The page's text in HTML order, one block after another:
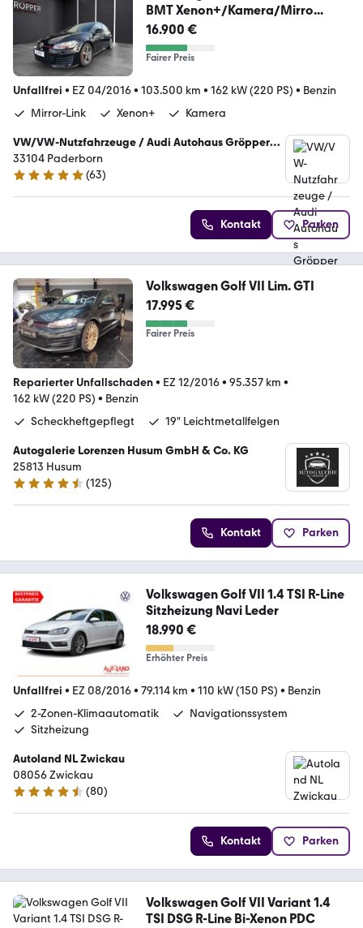
BMT Xenon+/Kamera/Mirro...
16.900 €
Fairer Preis
Unfallfrei • EZ 04/2016• 103.500 km • 162 kW (220 PS) • Benzin
Mirror-Link
Xenon+ Kamera
VW/VW-Nutzfahrzeuge / Audi Autohaus Gröpper
GmbH
33104 Paderborn
5 Sterne
(63)
Kontakt Parken
Volkswagen Golf VII Lim. GTI
17.995 €
Fairer Preis
Reparierter Unfallschaden• EZ 12/2016• 95.357 km •
162 kW (220 PS) • Benzin
Scheckheftgepflegt
19" Leichtmetallfelgen
Autogalerie Lorenzen Husum GmbH & Co. KG
25813 Husum
4.3 Sterne
(125)
Kontakt Parken
Volkswagen Golf VII 1.4 TSI R-Line
Sitzheizung Navi Leder
18.990 €
Erhöhter Preis
Unfallfrei • EZ 08/2016• 79.114 km • 110 kW (150 PS) • Benzin
2-Zonen-Klimaautomatik
Navigationssystem
Sitzheizung
Autoland NL Zwickau
08056 Zwickau
4.6 Sterne
(80)
Kontakt Parken
Volkswagen Golf VII Variant 1.4
TSI DSG R-Line Bi-Xenon PDC